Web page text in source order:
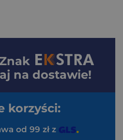
Znak
na dostawie!
korzyści:
od 99 zł z